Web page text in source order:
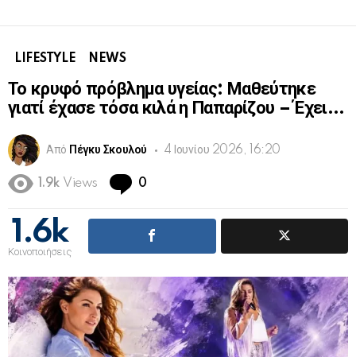
LIFESTYLE NEWS
Το κρυφό πρόβλημα υγείας: Μαθεύτηκε
γιατί έχασε τόσα κιλά η Παπαρίζου – Έχει…
Από Πέγκυ Σκουλού 4 Ιουνίου 2026, 16:20
1.9k Views 0
1.6k
Κοινοποιήσεις